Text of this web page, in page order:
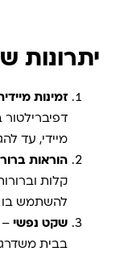
יתרונות
זמינות
מיידי, עד
הוראות
קלות
להשתמש
שקט נפשי –
בבית